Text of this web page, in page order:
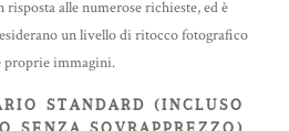
alle numerose richieste, ed è
un livello di ritocco fotografico
proprie immagini.
STANDARD (INCLUSO